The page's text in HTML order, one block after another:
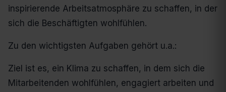
inspirierende Arbeitsatmosphäre zu schaffen, in der
sich die Beschäftigten wohlfühlen.
Zu den wichtigsten Aufgaben gehört u.a.:
Ziel ist es, ein Klima zu schaffen, in dem sich die
Mitarbeitenden wohlfühlen, engagiert arbeiten und